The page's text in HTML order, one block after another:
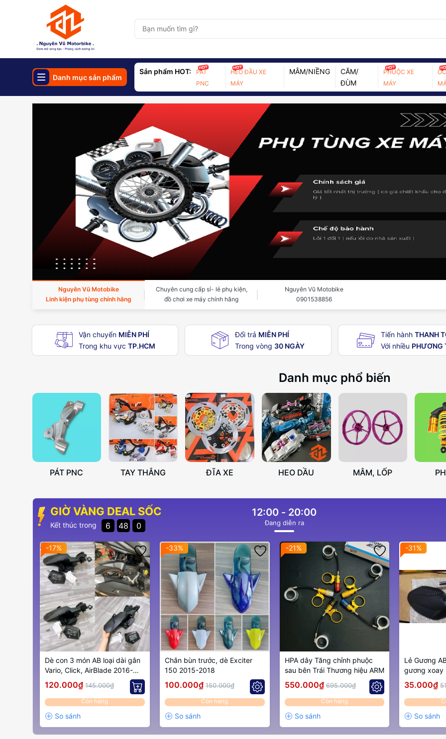
Danh mục sản phẩm
Sản phẩm HOT:
PAT
PNC
HEO ĐẦU XE
MÁY
MÂM/NIỀNG
CĂM/
ĐÙM
PHUỘC XE
MÁY
Nguyên Vũ Motobike
Linh kiện phụ tùng chính hãng
Chuyên cung cấp sỉ- lẻ phụ kiện,
đồ chơi xe máy chính hãng
Nguyên Vũ Motobike
0901538856
Vận chuyển MIỄN PHÍ
Trong khu vực TP.HCM
Đổi trả MIỄN PHÍ
Trong vòng 30 NGÀY
Tiến hànhTHANH
Với nhiều PHƯƠNG
Danh mục phổ biến
PÁT PNC TAY THẮNG ĐĨA XE HEO DẦU MÂM, LỐP
GIỜ VÀNG DEAL SỐC
Kết thúc trong 6 47 57
12:00 - 20:00
Ðang diễn ra
-17%
Dè con 3 món AB loại dài gắn
Vario, Click, AirBlade 2016-
2020
120.000₫ 145.000₫
Còn hàng
-33%
Chắn bùn trước, dè Exciter
150 2015-2018
100.000₫ 150.000₫
Còn hàng
-21%
HPA dây Tăng chỉnh phuộc
sau bên Trái Thương hiệu ARM
550.000₫ 695.000₫
Còn hàng
-31%
Lẻ Gương
gương xoay
35.000₫